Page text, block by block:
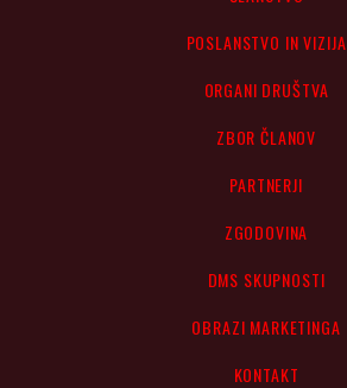
POSLANSTVO IN VIZIJA
ORGANI DRUŠTVA
ZBOR ČLANOV
PARTNERJI
ZGODOVINA
DMS SKUPNOSTI
OBRAZI MARKETINGA
KONTAKT